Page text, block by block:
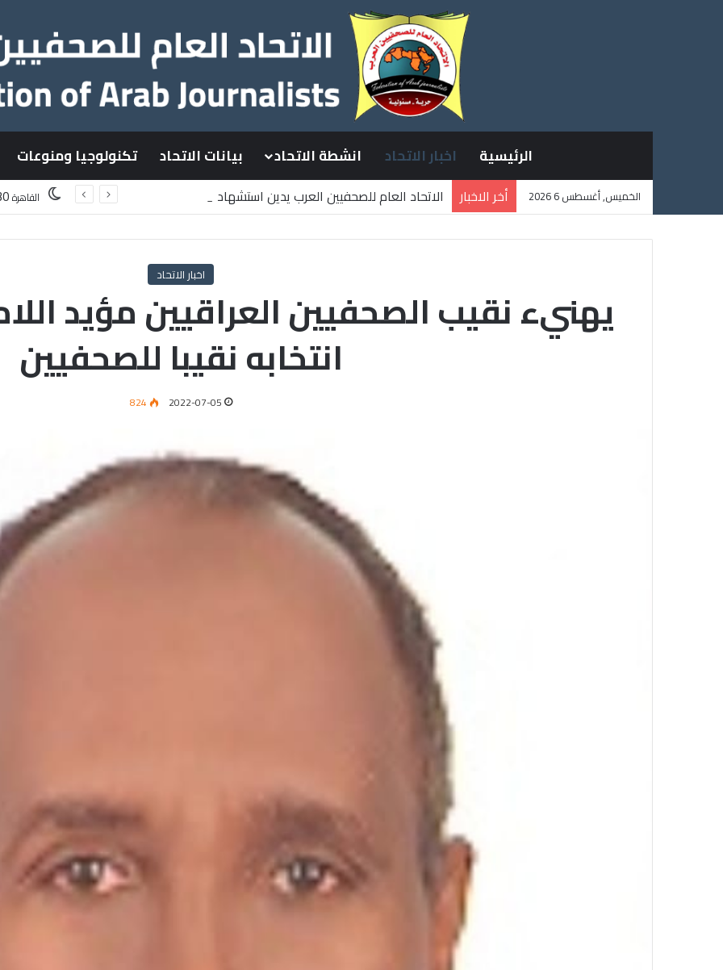
الرئيسية اخبار الاتحاد انشطة الاتحاد بيانات الاتحاد تكنولوجيا ومنوعات
الخميس, أغسطس 6 2026 أخر الاخبار
الاتحاد العام للصحفيين العرب يدين استشهاد
القاهرة
اخبار الاتحاد
يهنيء نقيب الصحفيين العراقيين مؤيد
انتخابه نقيبا للصحفيين
2022-07-05
824